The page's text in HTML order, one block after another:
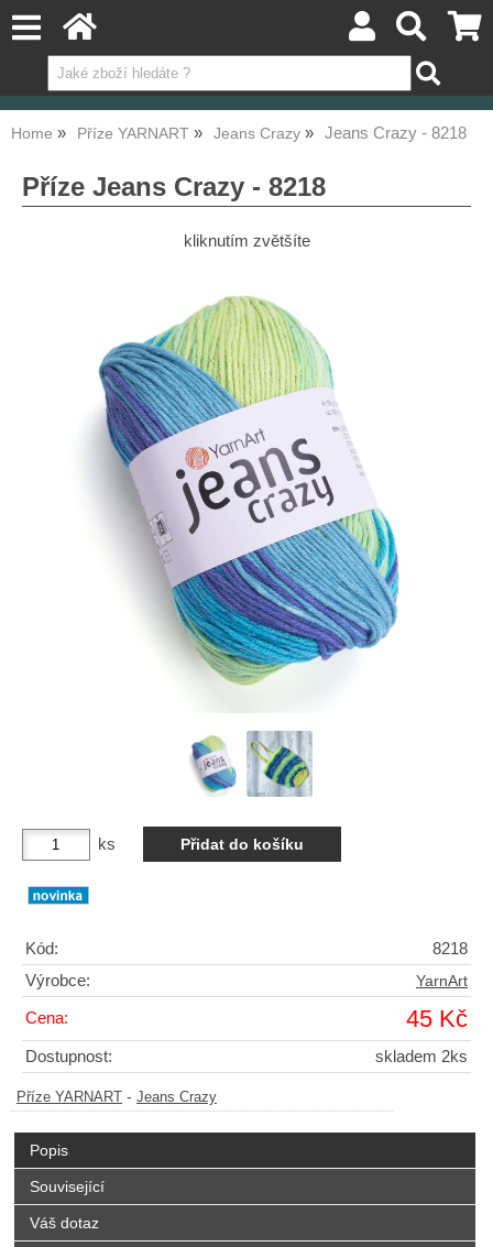
Home Příze YARNART Jeans Crazy Jeans Crazy - 8218
Příze Jeans Crazy - 8218
kliknutím zvětšíte
ks
Kód:
8218
Výrobce:
YarnArt
Cena: 45 Kč
Dostupnost: skladem 2ks
Příze YARNART - Jeans Crazy
Popis
Související
Váš dotaz